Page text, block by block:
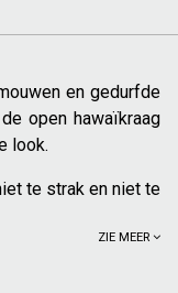
en gedurfde
open hawaïkraag
look.
te strak en niet te
ZIE MEER